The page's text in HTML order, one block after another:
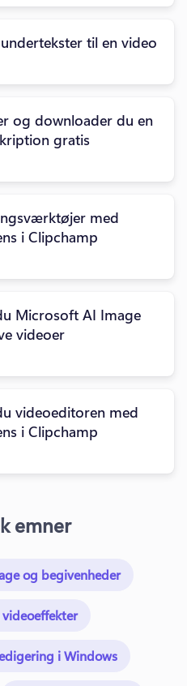
til en video
og downloader du en
gratis
med
i Clipchamp
Microsoft AI Image
videoer
videoeditoren med
i Clipchamp
emner
og begivenheder
i Windows